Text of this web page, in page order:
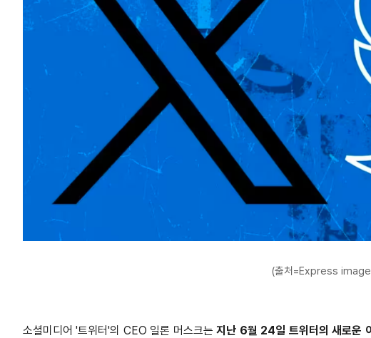
(출처=Express
소셜미디어 '트위터'의 CEO 일론 머스크는지난 6월 24일 트위터의 새로운